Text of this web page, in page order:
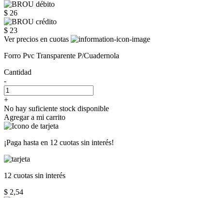
$ 26
$ 23
Ver precios en cuotas
Forro Pvc Transparente P/Cuadernola
Cantidad
-
+
No hay suficiente stock disponible
Agregar a mi carrito
¡Paga hasta en 12 cuotas sin interés!
12 cuotas sin interés
$ 2,54